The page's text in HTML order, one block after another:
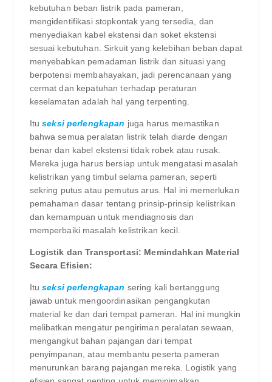
kebutuhan beban listrik pada pameran,
mengidentifikasi stopkontak yang tersedia, dan
menyediakan kabel ekstensi dan soket ekstensi
sesuai kebutuhan. Sirkuit yang kelebihan beban dapat
menyebabkan pemadaman listrik dan situasi yang
berpotensi membahayakan, jadi perencanaan yang
cermat dan kepatuhan terhadap peraturan
keselamatan adalah hal yang terpenting.
Ituseksi perlengkapan juga harus memastikan
bahwa semua peralatan listrik telah diarde dengan
benar dan kabel ekstensi tidak robek atau rusak.
Mereka juga harus bersiap untuk mengatasi masalah
kelistrikan yang timbul selama pameran, seperti
sekring putus atau pemutus arus. Hal ini memerlukan
pemahaman dasar tentang prinsip-prinsip kelistrikan
dan kemampuan untuk mendiagnosis dan
memperbaiki masalah kelistrikan kecil.
Logistik dan Transportasi: Memindahkan Material
Secara Efisien:
Ituseksi perlengkapan sering kali bertanggung
jawab untuk mengoordinasikan pengangkutan
material ke dan dari tempat pameran. Hal ini mungkin
melibatkan mengatur pengiriman peralatan sewaan,
mengangkut bahan pajangan dari tempat
penyimpanan, atau membantu peserta pameran
menurunkan barang pajangan mereka. Logistik yang